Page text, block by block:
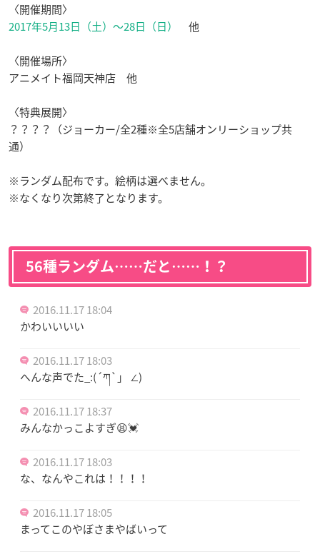
〈開催期間〉
2017年5月13日（土）～28日（日）
他
〈開催場所〉
アニメイト福岡天神店 他
〈特典展開〉
？？？？（ジョーカー/全2種※全5店舗オンリーショップ共
通）
※ランダム配布です。絵柄は選べません。
※なくなり次第終了となります。
56種ランダム……だと……！？
2016.11.17 18:04
かわいいいい
2016.11.17 18:03
へんな声でた_:(´ཀ`」 ∠)
2016.11.17 18:37
みんなかっこよすぎ😫💓
2016.11.17 18:03
な、なんやこれは！！！！
2016.11.17 18:05
まってこのやぼさまやばいって